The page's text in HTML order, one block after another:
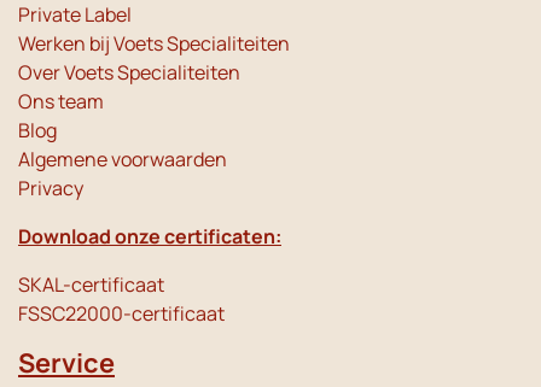
Private Label
Werken bij Voets Specialiteiten
Over Voets Specialiteiten
Ons team
Blog
Algemene voorwaarden
Privacy
Download onze certificaten:
SKAL-certificaat
FSSC22000-certificaat
Service